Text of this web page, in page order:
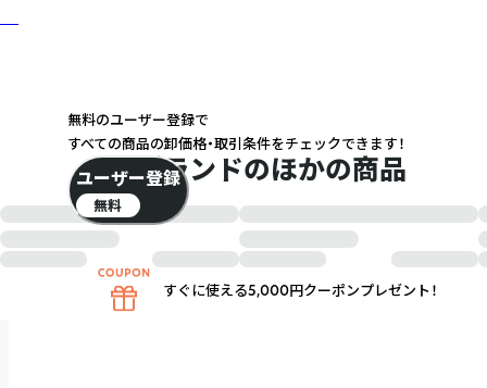
このブランドのほかの商品
無料のユーザー登録で
すべての商品の卸価格・取引条件をチェックできます！
ユーザー登録
無料
すぐに使える5,000円クーポンプレゼント！